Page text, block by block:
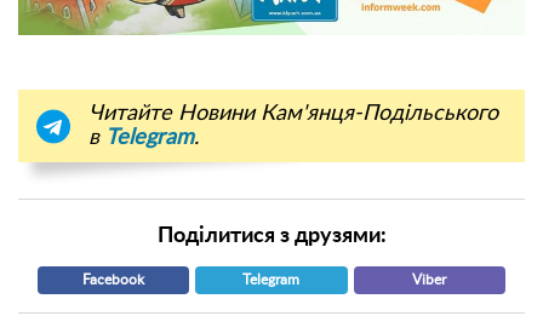
Читайте Новини Кам'янця-Подільського
в Telegram.
Поділитися з друзями:
Facebook Telegram Viber